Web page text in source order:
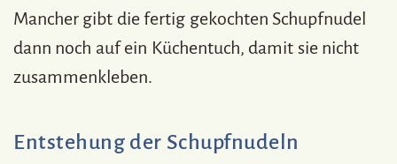
Mancher gibt die fertig gekochten Schupfnudel
dann noch auf ein Küchentuch, damit sie nicht
zusammenkleben.
Entstehung der Schupfnudeln